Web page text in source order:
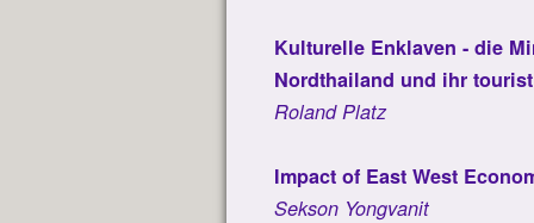
Kulturelle Enklaven - die
Nordthailand und ihr
Roland Platz
Impact of East West
Sekson Yongvanit